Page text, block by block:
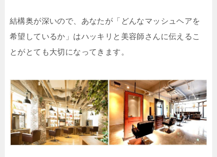
結構奥が深いので、あなたが「どんなマッシュヘアを
希望しているか」はハッキリと美容師さんに伝えるこ
とがとても大切になってきます。